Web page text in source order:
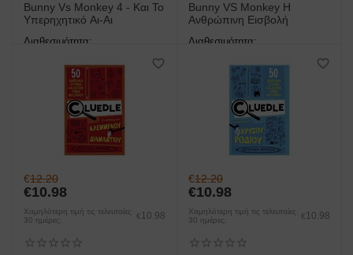
Bunny Vs Monkey 4 - Και Το
Υπερηχητικό Αι-Αι
Διαθεσιμότητα:
έως 3 ημέρες
Bunny VS Monkey Η
Ανθρώπινη Εισβολή
Διαθεσιμότητα:
€12.20
€10.98
Χαμηλότερη τιμή τις τελευταίες
30 ημέρες:
€ 10.98
€12.20
€10.98
Χαμηλότερη τιμή τις τελευταίες
30 ημέρες:
€ 10.98